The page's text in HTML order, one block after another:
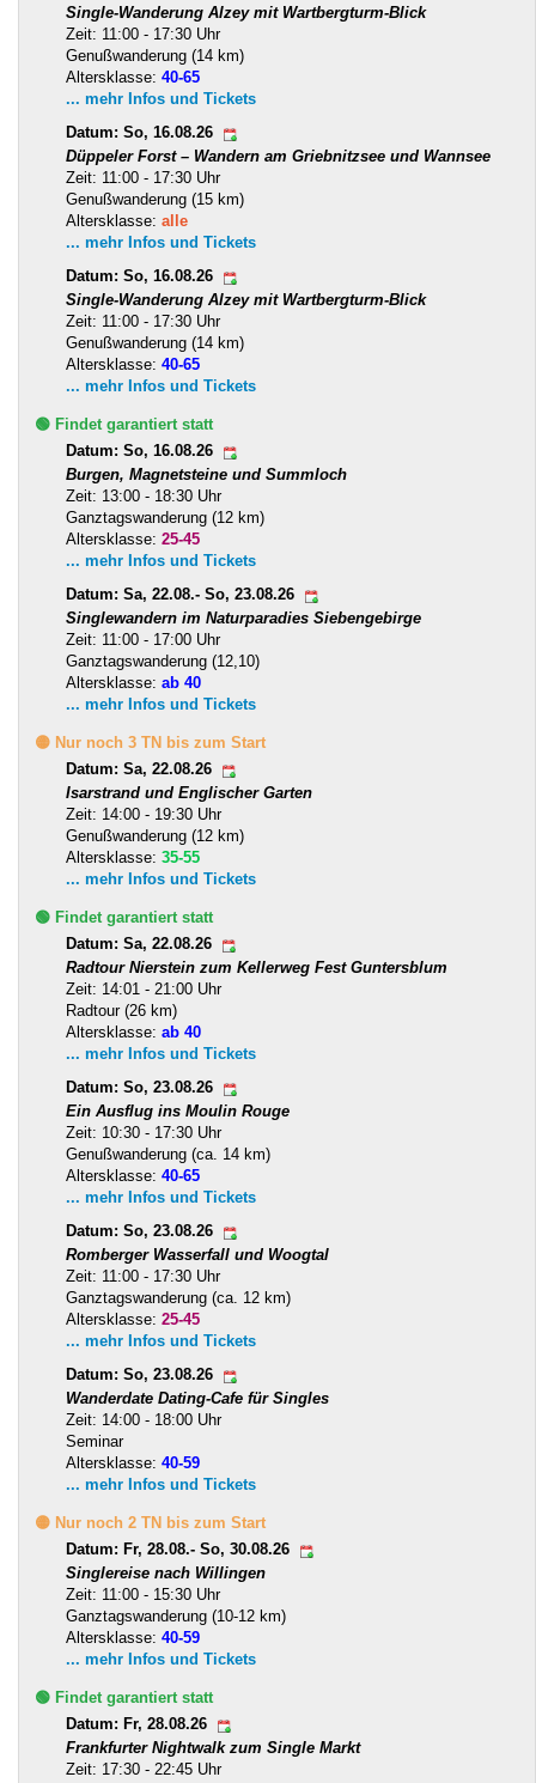
Single-Wanderung Alzey mit Wartbergturm-Blick
Zeit: 11:00 - 17:30 Uhr
Genußwanderung (14 km)
Altersklasse: 40-65
... mehr Infos und Tickets
Datum: So, 16.08.26
Düppeler Forst – Wandern am Griebnitzsee und Wannsee
Zeit: 11:00 - 17:30 Uhr
Genußwanderung (15 km)
Altersklasse: alle
... mehr Infos und Tickets
Datum: So, 16.08.26
Single-Wanderung Alzey mit Wartbergturm-Blick
Zeit: 11:00 - 17:30 Uhr
Genußwanderung (14 km)
Altersklasse: 40-65
... mehr Infos und Tickets
🟢 Findet garantiert statt
Datum: So, 16.08.26
Burgen, Magnetsteine und Summloch
Zeit: 13:00 - 18:30 Uhr
Ganztagswanderung (12 km)
Altersklasse: 25-45
... mehr Infos und Tickets
Datum: Sa, 22.08.- So, 23.08.26
Singlewandern im Naturparadies Siebengebirge
Zeit: 11:00 - 17:00 Uhr
Ganztagswanderung (12,10)
Altersklasse: ab 40
... mehr Infos und Tickets
🟡 Nur noch 3 TN bis zum Start
Datum: Sa, 22.08.26
Isarstrand und Englischer Garten
Zeit: 14:00 - 19:30 Uhr
Genußwanderung (12 km)
Altersklasse: 35-55
... mehr Infos und Tickets
🟢 Findet garantiert statt
Datum: Sa, 22.08.26
Radtour Nierstein zum Kellerweg Fest Guntersblum
Zeit: 14:01 - 21:00 Uhr
Radtour (26 km)
Altersklasse: ab 40
... mehr Infos und Tickets
Datum: So, 23.08.26
Ein Ausflug ins Moulin Rouge
Zeit: 10:30 - 17:30 Uhr
Genußwanderung (ca. 14 km)
Altersklasse: 40-65
... mehr Infos und Tickets
Datum: So, 23.08.26
Romberger Wasserfall und Woogtal
Zeit: 11:00 - 17:30 Uhr
Ganztagswanderung (ca. 12 km)
Altersklasse: 25-45
... mehr Infos und Tickets
Datum: So, 23.08.26
Wanderdate Dating-Cafe für Singles
Zeit: 14:00 - 18:00 Uhr
Seminar
Altersklasse: 40-59
... mehr Infos und Tickets
🟡 Nur noch 2 TN bis zum Start
Datum: Fr, 28.08.- So, 30.08.26
Singlereise nach Willingen
Zeit: 11:00 - 15:30 Uhr
Ganztagswanderung (10-12 km)
Altersklasse: 40-59
... mehr Infos und Tickets
🟢 Findet garantiert statt
Datum: Fr, 28.08.26
Frankfurter Nightwalk zum Single Markt
Zeit: 17:30 - 22:45 Uhr